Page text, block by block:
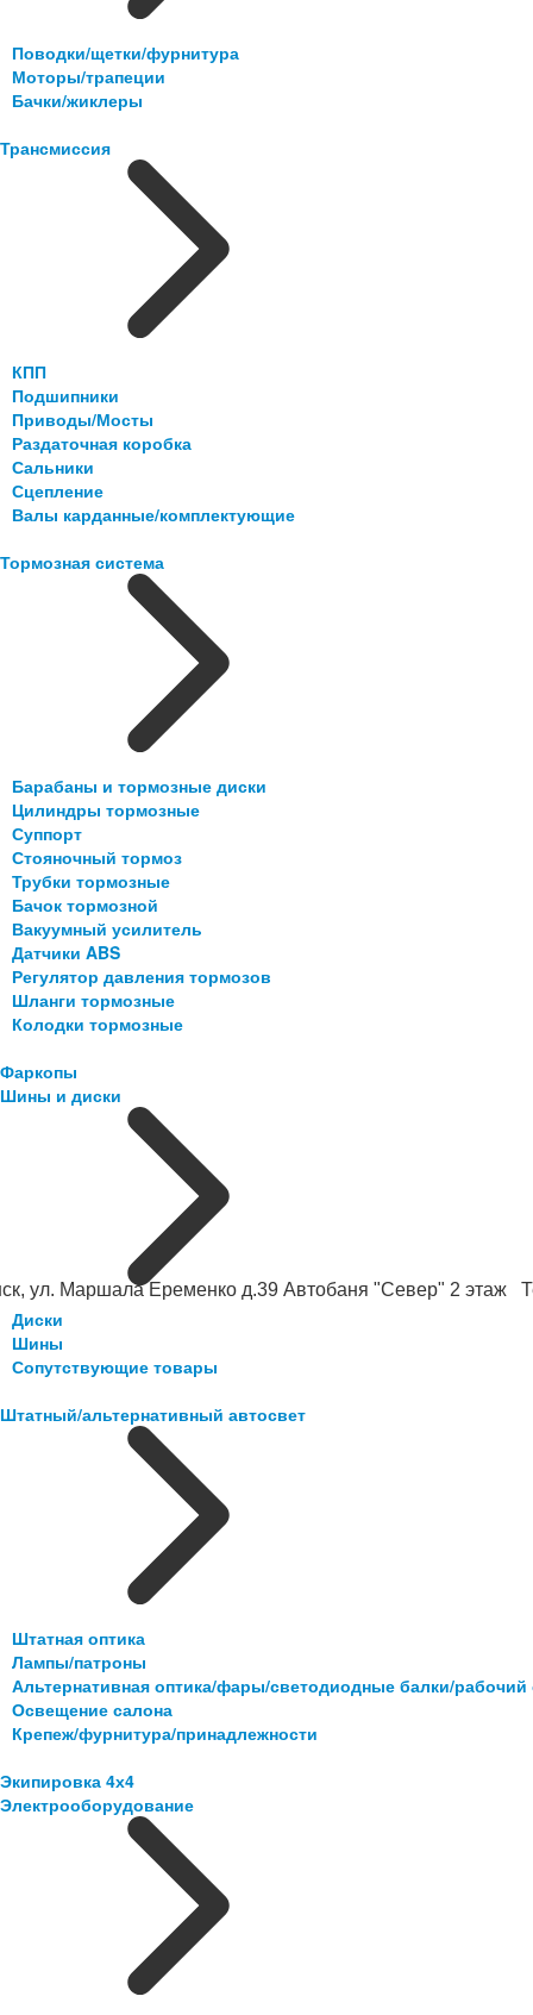
ул. Маршала Еременко д.39 Автобаня "Север" 2 этаж
Поводки/щетки/фурнитура
Моторы/трапеции
Бачки/жиклеры
Трансмиссия
КПП
Подшипники
Приводы/Мосты
Раздаточная коробка
Сальники
Сцепление
Валы карданные/комплектующие
Тормозная система
Барабаны и тормозные диски
Цилиндры тормозные
Суппорт
Стояночный тормоз
Трубки тормозные
Бачок тормозной
Вакуумный усилитель
Датчики ABS
Регулятор давления тормозов
Шланги тормозные
Колодки тормозные
Фаркопы
Шины и диски
Диски
Шины
Сопутствующие товары
Штатный/альтернативный автосвет
Штатная оптика
Лампы/патроны
Альтернативная оптика/фары/светодиодные балки/рабочий
Освещение салона
Крепеж/фурнитура/принадлежности
Экипировка 4х4
Электрооборудование